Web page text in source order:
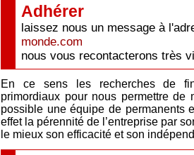
Adhérer
laissez nous un message à
monde.com
nous vous recontacterons très
En ce sens les recherches de
primordiaux pour nous permettre
possible une équipe de permanents
effet la pérennité de l’entreprise par
le mieux son efficacité et son